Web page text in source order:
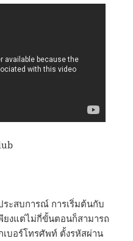
ะสบการณ์ การเริ่มต้นกับ
ยงแต่ไม่กี่ขั้นตอนก็สามารถ
เบอร์โทรศัพท์ ตั้งรหัสผ่าน